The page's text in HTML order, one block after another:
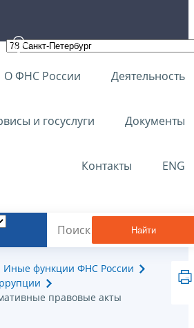
О ФНС России Деятельность
и госуслуги Документы
Контакты ENG
Найти
Иные функции ФНС России
правовые акты